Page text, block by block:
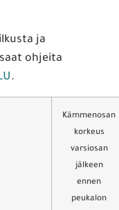
ja
ohjeita
.
Kämmenosan
korkeus
varsiosan
jälkeen
ennen
peukalon